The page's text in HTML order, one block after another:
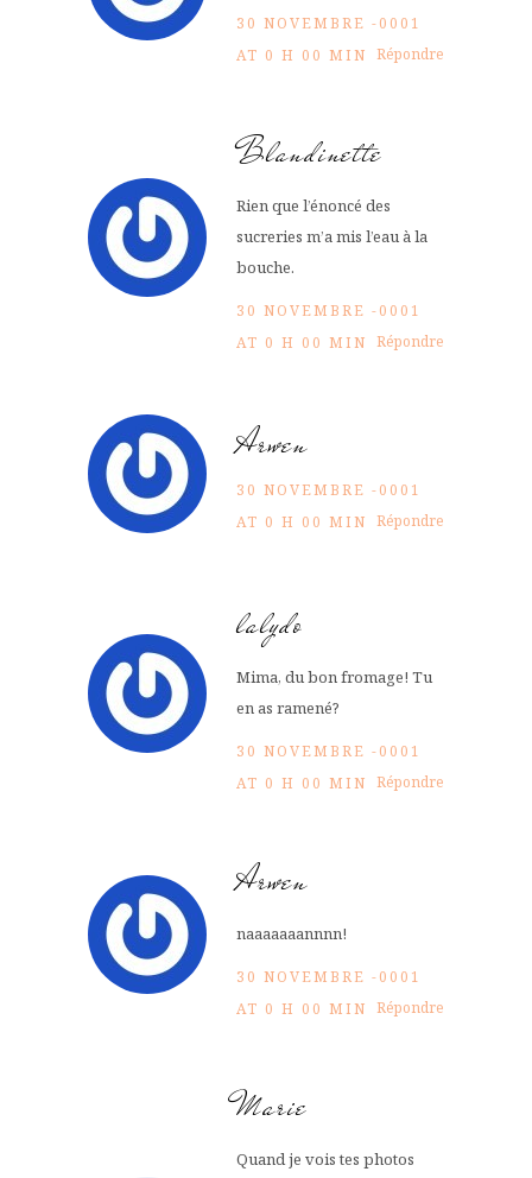
30 NOVEMBRE -0001
AT 0 H 00 MIN Répondre
Blandinette
Rien que l’énoncé des
sucreries m’a mis l’eau à la
bouche.
30 NOVEMBRE -0001
AT 0 H 00 MIN Répondre
Arwen
30 NOVEMBRE -0001
AT 0 H 00 MIN Répondre
lalydo
Mima, du bon fromage! Tu
en as ramené?
30 NOVEMBRE -0001
AT 0 H 00 MIN Répondre
Arwen
naaaaaaannnn!
30 NOVEMBRE -0001
AT 0 H 00 MIN Répondre
Marie
Quand je vois tes photos